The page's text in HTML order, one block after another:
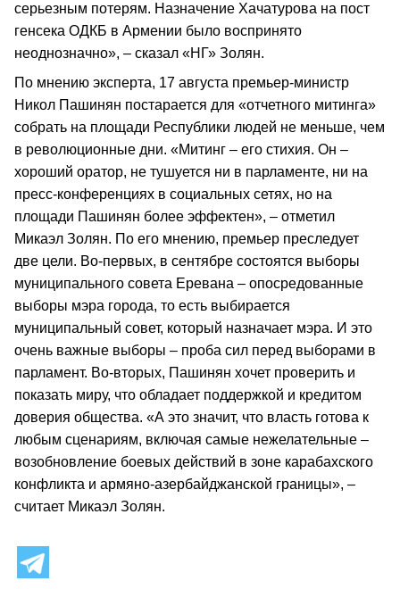
серьезным потерям. Назначение Хачатурова на пост
генсека ОДКБ в Армении было воспринято
неоднозначно», – сказал «НГ» Золян.
По мнению эксперта, 17 августа премьер-министр
Никол Пашинян постарается для «отчетного митинга»
собрать на площади Республики людей не меньше, чем
в революционные дни. «Митинг – его стихия. Он –
хороший оратор, не тушуется ни в парламенте, ни на
пресс-конференциях в социальных сетях, но на
площади Пашинян более эффектен», – отметил
Микаэл Золян. По его мнению, премьер преследует
две цели. Во-первых, в сентябре состоятся выборы
муниципального совета Еревана – опосредованные
выборы мэра города, то есть выбирается
муниципальный совет, который назначает мэра. И это
очень важные выборы – проба сил перед выборами в
парламент. Во-вторых, Пашинян хочет проверить и
показать миру, что обладает поддержкой и кредитом
доверия общества. «А это значит, что власть готова к
любым сценариям, включая самые нежелательные –
возобновление боевых действий в зоне карабахского
конфликта и армяно-азербайджанской границы», –
считает Микаэл Золян.